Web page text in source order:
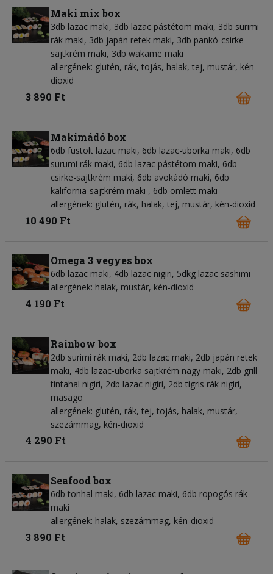
Maki mix box
3db lazac maki, 3db lazac pástétom maki, 3db surimi
rák maki, 3db japán retek maki, 3db pankó-csirke
sajtkrém maki, 3db wakame maki
allergének: glutén, rák, tojás, halak, tej, mustár, kén-
dioxid
3 890 Ft
Makimádó box
6db füstölt lazac maki, 6db lazac-uborka maki, 6db
surumi rák maki, 6db lazac pástétom maki, 6db
csirke-sajtkrém maki, 6db avokádó maki, 6db
kalifornia-sajtkrém maki , 6db omlett maki
allergének: glutén, rák, halak, tej, mustár, kén-dioxid
10 490 Ft
Omega 3 vegyes box
6db lazac maki, 4db lazac nigiri, 5dkg lazac sashimi
allergének: halak, mustár, kén-dioxid
4 190 Ft
Rainbow box
2db surimi rák maki, 2db lazac maki, 2db japán retek
maki, 4db lazac-uborka sajtkrém nagy maki, 2db grill
tintahal nigiri, 2db lazac nigiri, 2db tigris rák nigiri,
masago
allergének: glutén, rák, tej, tojás, halak, mustár,
szezámmag, kén-dioxid
4 290 Ft
Seafood box
6db tonhal maki, 6db lazac maki, 6db ropogós rák
maki
allergének: halak, szezámmag, kén-dioxid
3 890 Ft